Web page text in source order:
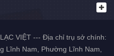
VIỆT --- Địa chỉ trụ sở chính:
Lĩnh Nam, Phường Lĩnh Nam,